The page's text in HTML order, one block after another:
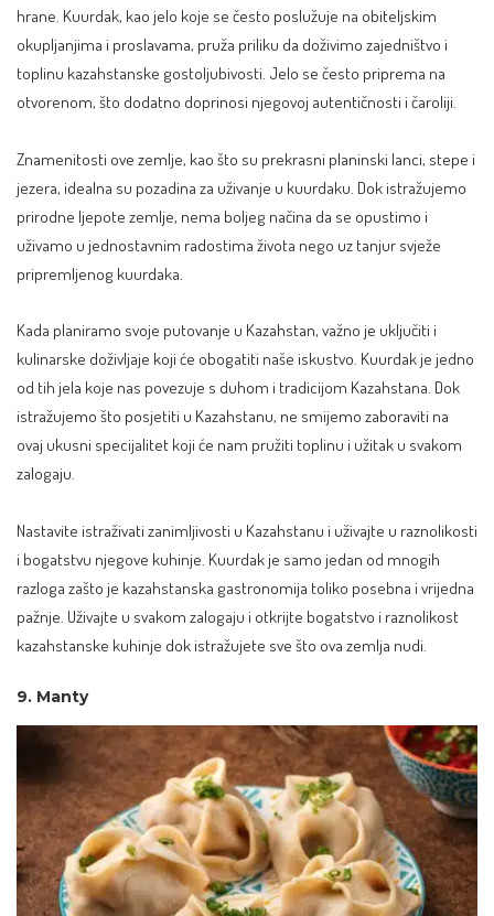
hrane. Kuurdak, kao jelo koje se često poslužuje na obiteljskim
okupljanjima i proslavama, pruža priliku da doživimo zajedništvo i
toplinu kazahstanske gostoljubivosti. Jelo se često priprema na
otvorenom, što dodatno doprinosi njegovoj autentičnosti i čaroliji.
Znamenitosti ove zemlje, kao što su prekrasni planinski lanci, stepe i
jezera, idealna su pozadina za uživanje u kuurdaku. Dok istražujemo
prirodne ljepote zemlje, nema boljeg načina da se opustimo i
uživamo u jednostavnim radostima života nego uz tanjur svježe
pripremljenog kuurdaka.
Kada planiramo svoje putovanje u Kazahstan, važno je uključiti i
kulinarske doživljaje koji će obogatiti naše iskustvo. Kuurdak je jedno
od tih jela koje nas povezuje s duhom i tradicijom Kazahstana. Dok
istražujemo što posjetiti u Kazahstanu, ne smijemo zaboraviti na
ovaj ukusni specijalitet koji će nam pružiti toplinu i užitak u svakom
zalogaju.
Nastavite istraživati zanimljivosti u Kazahstanu i uživajte u raznolikosti
i bogatstvu njegove kuhinje. Kuurdak je samo jedan od mnogih
razloga zašto je kazahstanska gastronomija toliko posebna i vrijedna
pažnje. Uživajte u svakom zalogaju i otkrijte bogatstvo i raznolikost
kazahstanske kuhinje dok istražujete sve što ova zemlja nudi.
9. Manty